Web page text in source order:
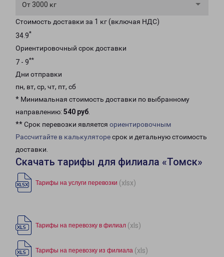
От 3000 кг
Стоимость доставки за 1 кг (включая НДС)
34.9*
Ориентировочный срок доставки
7 - 9**
Дни отправки
пн, вт, ср, чт, пт, сб
* Минимальная стоимость доставки по выбранному
направлению: 540 руб.
** Срок перевозки является ориентировочным
Рассчитайте в калькуляторесрок и детальную стоимость
доставки.
Скачать тарифы для филиала «Томск»
Тарифы на услуги перевозки (xlsx)
Тарифы на перевозку в филиал (xls)
Тарифы на перевозку из филиала (xls)